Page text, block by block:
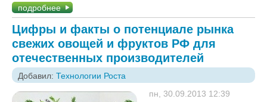
подробнее
Цифры и факты о потенциале рынка
свежих овощей и фруктов РФ для
отечественных производителей
Добавил: Технологии Роста
пн, 30.09.2013 12:39